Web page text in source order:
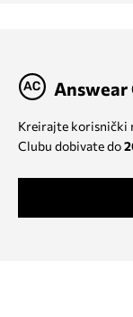
Answear
Kreirajte korisnički
Clubu dobivate do